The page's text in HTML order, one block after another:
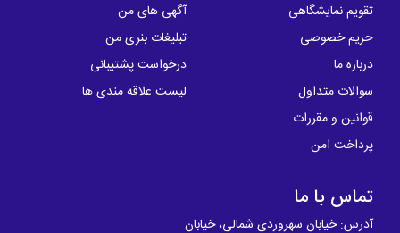
تقویم نمایشگاهی
حریم خصوصی
درباره ما
سوالات متداول
قوانین و مقررات
پرداخت امن
آگهی های من
تبلیغات بنری من
درخواست پشتیبانی
لیست علاقه مندی ها
تماس با ما
آدرس: خیابان سهروردی شمالی، خیابان